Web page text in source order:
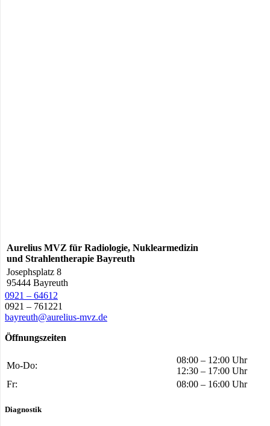
Aurelius MVZ für Radiologie, Nuklearmedizin
und Strahlentherapie Bayreuth
Josephsplatz 8
95444 Bayreuth
0921 – 64612
0921 – 761221
bayreuth@aurelius-mvz.de
Öffnungszeiten
Mo-Do:
08:00 – 12:00 Uhr
12:30 – 17:00 Uhr
Fr:
08:00 – 16:00 Uhr
Diagnostik